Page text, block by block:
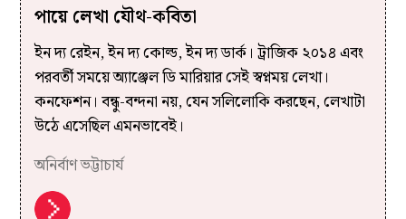
পায়ে লেখা যৌথ-কবিতা
ইন দ্য রেইন, ইন দ্য কোল্ড, ইন দ্য ডার্ক। ট্রাজিক ২০১৪ এবং
পরবর্তী সময়ে অ্যাঞ্জেল ডি মারিয়ার সেই স্বপ্নময় লেখা।
কনফেশন। বন্ধু-বন্দনা নয়, যেন সলিলোকি করছেন, লেখাটা
উঠে এসেছিল এমনভাবেই।
অনির্বাণ ভট্টাচার্য